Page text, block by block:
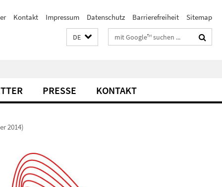
Kontakt Impressum Datenschutz Barrierefreiheit Sitemap
DE Suchbegriffe
PRESSE KONTAKT
2014)